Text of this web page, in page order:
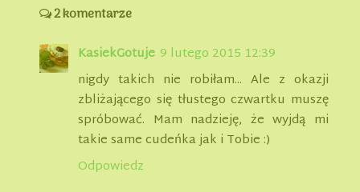
2 komentarze
KasiekGotuje 9 lutego 2015 12:39
nigdy takich nie robiłam... Ale z okazji
zbliżającego się tłustego czwartku muszę
spróbować. Mam nadzieję, że wyjdą mi
takie same cudeńka jak i Tobie :)
Odpowiedz